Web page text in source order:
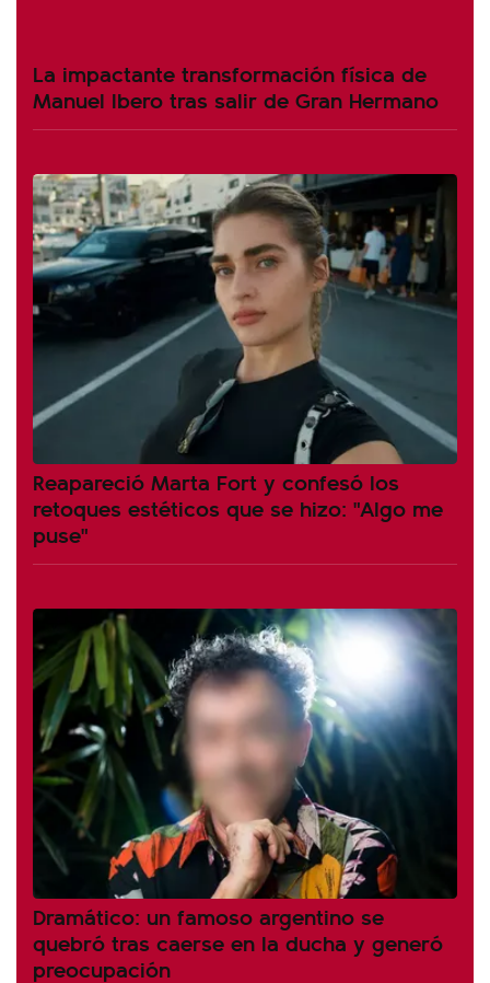
La impactante transformación física de
Manuel Ibero tras salir de Gran Hermano
Reapareció Marta Fort y confesó los
retoques estéticos que se hizo: "Algo me
puse"
Dramático: un famoso argentino se
quebró tras caerse en la ducha y generó
preocupación